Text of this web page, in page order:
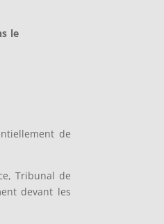
le
de
Tribunal de
devant les